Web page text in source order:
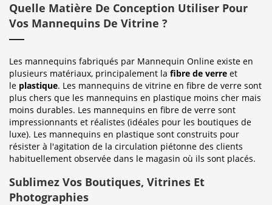
Quelle Matière De Conception Utiliser Pour
Vos Mannequins De Vitrine ?
Les mannequins fabriqués par Mannequin Online existe en
plusieurs matériaux, principalement la fibre de verre et
le plastique. Les mannequins de vitrine en fibre de verre sont
plus chers que les mannequins en plastique moins cher mais
moins durables. Les mannequins en fibre de verre sont
impressionnants et réalistes (idéales pour les boutiques de
luxe). Les mannequins en plastique sont construits pour
résister à l'agitation de la circulation piétonne des clients
habituellement observée dans le magasin où ils sont placés.
Sublimez Vos Boutiques, Vitrines Et
Photographies